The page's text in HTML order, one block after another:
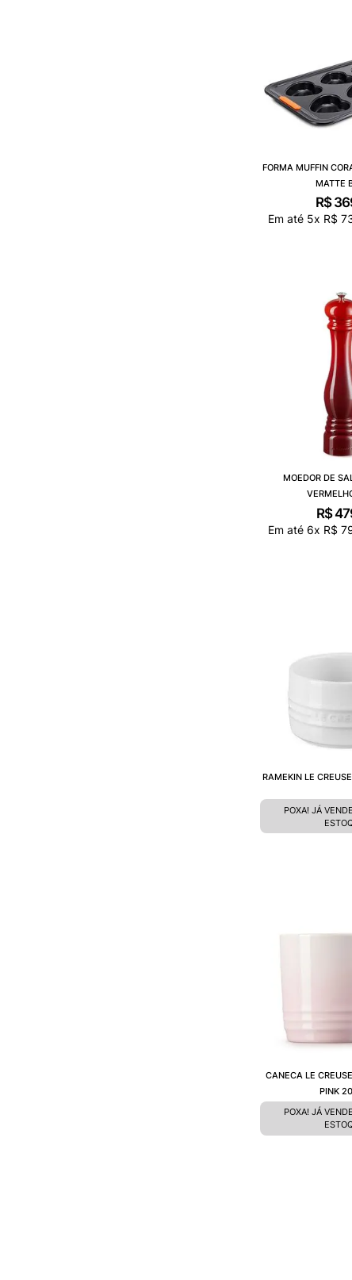
FORMA MUFFIN
MATTE
R$
Em até 5x R$
MOEDOR DE
R$
Em até6x R$
RAMEKIN LE
POXA! JÁ
CANECA LE
PINK
POXA! JÁ